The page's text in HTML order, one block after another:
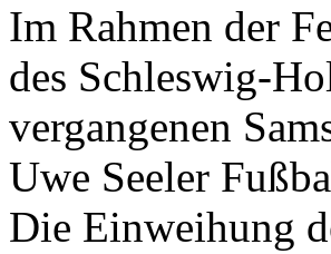
Im Rahmen der
des Schleswig-
vergangenen
Uwe Seeler
Die Einweihung